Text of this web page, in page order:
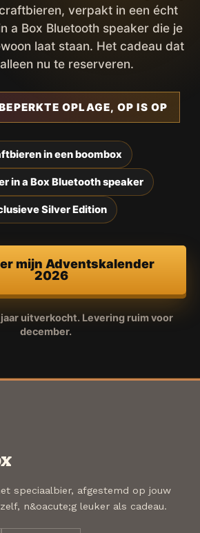
verpakt in een écht
a Box Bluetooth speaker die je
laat staan. Het cadeau dat
nu te reserveren.
OPLAGE, OP IS OP
in een boombox
in a Box Bluetooth speaker
Silver Edition
mijn Adventskalender
2026
uitverkocht. Levering ruim voor
december.
speciaalbier, afgestemd op jouw
n&oacute;g leuker als cadeau.